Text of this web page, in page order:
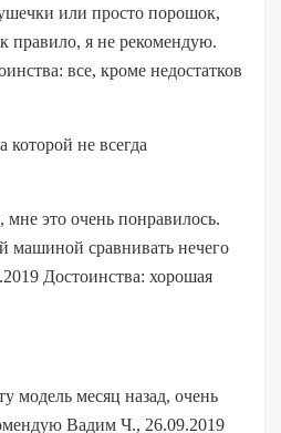
или просто порошок,
правило, я не рекомендую.
все, кроме недостатков
не всегда
это очень понравилось.
машиной сравнивать нечего
Достоинства: хорошая
модель месяц назад, очень
Вадим Ч., 26.09.2019